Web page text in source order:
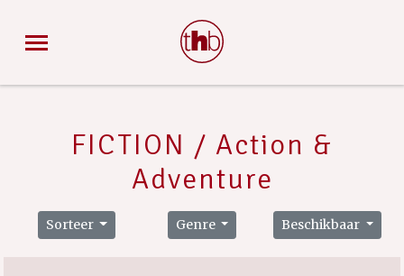
FICTION / Action &
Adventure
Sorteer Genre Beschikbaar